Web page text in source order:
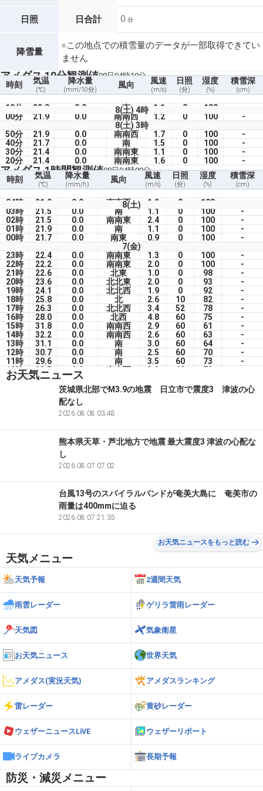
日照 日合計 0 分
降雪量
※この地点での積雪量のデータが一部取得できてい
ません
アメダス 10分観測値08日04時10分
時刻 気温
(℃)
降水量
(mm/10分)
風向 風速
(m/s)
日照
(分)
湿度
(%)
積雪深
(cm)
8(土) 4時
10分 22.0 0.0 南 1.1 0 100
00分
21.9 0.0 南南西 1.2 0 100
-
8(土) 3時
50分
21.9 0.0 南南西 1.7 0 100
-
40分
21.7 0.0 南 1.5 0 100
-
30分
21.4 0.0 南南東 1.1 0 100
-
20分
21.4 0.0 南南東 1.6 0 100 -
アメダス 1時間観測値08日04時00分
時刻 気温
(℃)
降水量
(mm/h)
風向 風速
(m/s)
日照
(分)
湿度
(%)
積雪深
(cm)
8(土)
04時 21.9 0.0 南南西 1.2 0 100
03時
21.5 0.0 南 1.1 0 100
-
02時
21.5 0.0 南南東 2.4 0 100
-
01時
21.9 0.0 南 1.1 0 100
-
00時
21.7 0.0 南東 0.9 0 100
-
7(金)
23時
22.4 0.0 南南東 1.3 0 100
-
22時
22.2 0.0 南南東 2.0 0 100
-
21時
22.6 0.0 北東 1.0 0 98
-
20時
23.6 0.0 北北東 2.0 0 93
-
19時
24.1 0.0 北北西 1.9 0 92
-
18時
25.8 0.0 北 2.6 10 82
-
17時
26.3 0.0 北北西 3.4 52 78
-
16時
28.0 0.0 北西 4.8 60 75
-
15時
31.8 0.0 南南西 2.9 60 61
-
14時
32.2 0.0 南南西 2.6 60 63
-
13時
31.1 0.0 南 3.0 60 64
-
12時
30.7 0.0 南 2.5 60 70
-
11時
29.6 0.0 南 3.5 60 73
-
10時
28.5 0.0 南南西 3.3 60 72
09時
26.8 0.0
0.0 南南東 2.8 60 81
-
0.0 2.5 60 89
0.0
0.0 南南東
お天気ニュース
茨城県北部でM3.9の地震 日立市で震度3 津波の心
配なし
2026.08.08 03:48
熊本県天草・芦北地方で地震 最大震度3 津波の心配な
し
2026.08.07 07:02
台風13号のスパイラルバンドが奄美大島に 奄美市の
雨量は400mmに迫る
2026.08.07 21:35
お天気ニュースをもっと読む
天気メニュー
天気予報 2週間天気
雨雲レーダー ゲリラ雷雨レーダー
天気図 気象衛星
お天気ニュース 世界天気
アメダス(実況天気) アメダスランキング
雷レーダー 黄砂レーダー
ウェザーニュースLiVE ウェザーリポート
ライブカメラ 長期予報
防災・減災メニュー